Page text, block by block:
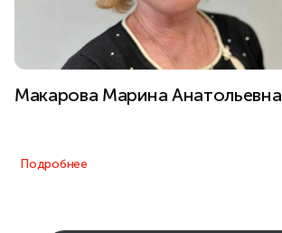
Макарова Марина Анатольевна
Подробнее